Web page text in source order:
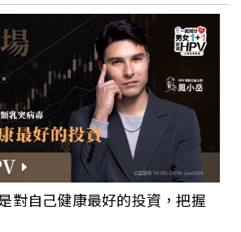
特色市集推薦！盤點3處日本旅行必納
市集，古著、日雜、手創小物買不完
九州最美的田園風光！閑靜漫遊靜謐
由布院」田園通、湖畔午茶和露天溫
對自己健康最好的投資，把握